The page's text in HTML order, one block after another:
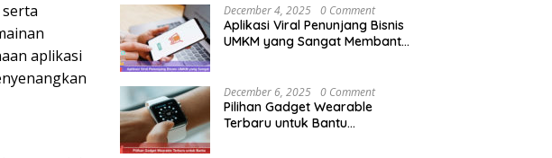
aplikasi
December 4, 2025 0 Comment
Aplikasi Viral Penunjang Bisnis
UMKM yang Sangat Membantu
December 6, 2025 0 Comment
Pilihan Gadget Wearable
Terbaru untuk Bantu